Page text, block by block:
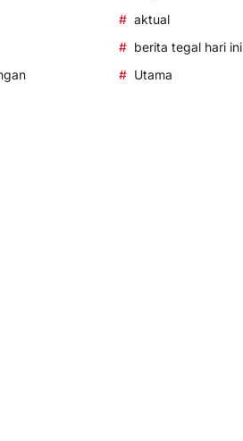
aktual
berita tegal hari ini
Utama